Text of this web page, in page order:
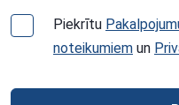
Piekrītu
noteikumiem un